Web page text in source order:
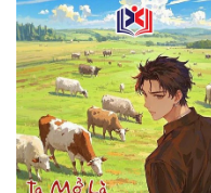
Đẹp Hiệp
Tính Cách Nhân Vật :
Cơ Trí
Sát Phạt Quyết Đoán